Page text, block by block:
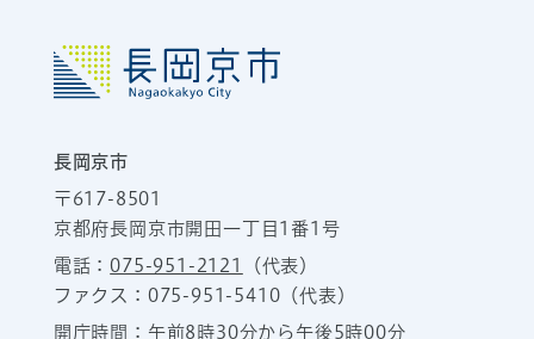
長岡京市
〒617-8501
京都府長岡京市開田一丁目1番1号
電話：075-951-2121
（代表）
ファクス：075-951-5410（代表）
開庁時間：午前8時30分から午後5時00分